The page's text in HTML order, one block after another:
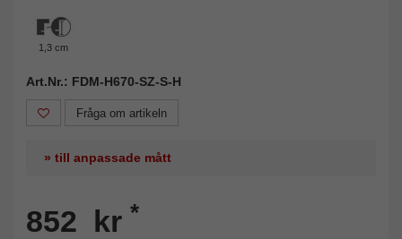
1,3 cm
Art.Nr.: FDM-H670-SZ-S-H
Fråga om artikeln
» till anpassade mått
852 kr *